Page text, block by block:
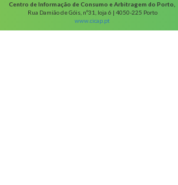
Centro de Informação de Consumo e Arbitragem do Porto,
Rua Damião de Góis, nº31, loja 6 | 4050-225 Porto
www.cicap.pt